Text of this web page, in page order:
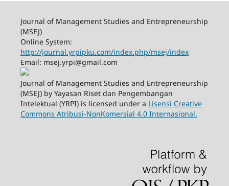
Journal of Management Studies and Entrepreneurship
(MSEJ)
Online System:
http://journal.yrpipku.com/index.php/msej/index
Email: msej.yrpi@gmail.com
Journal of Management Studies and Entrepreneurship
(MSEJ) by Yayasan Riset dan Pengembangan
Intelektual (YRPI) is licensed under a Lisensi Creative
Commons Atribusi-NonKomersial 4.0 Internasional.